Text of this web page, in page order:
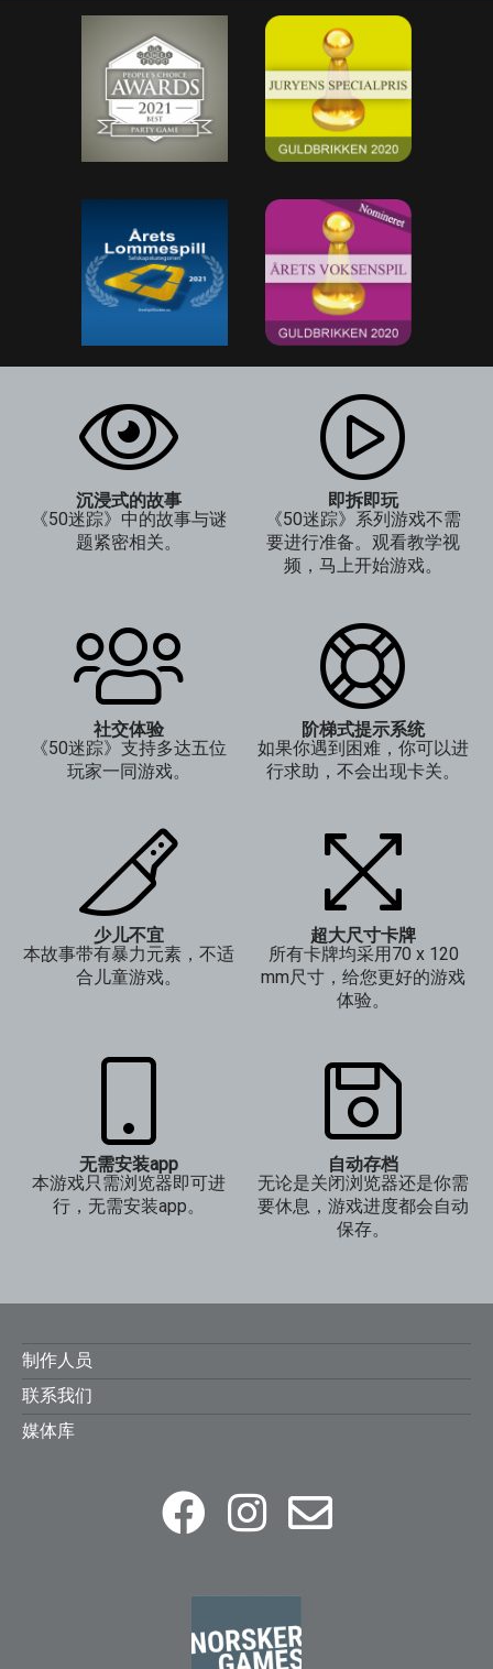
沉浸式的故事
《50迷踪》中的故事与谜
题紧密相关。
即拆即玩
《50迷踪》系列游戏不需
要进行准备。观看教学视
频，马上开始游戏。
社交体验
《50迷踪》支持多达五位
玩家一同游戏。
阶梯式提示系统
如果你遇到困难，你可以进
行求助，不会出现卡关。
少儿不宜
本故事带有暴力元素，不适
合儿童游戏。
超大尺寸卡牌
所有卡牌均采用70 x 120
mm尺寸，给您更好的游戏
体验。
无需安装app
本游戏只需浏览器即可进
行，无需安装app。
自动存档
无论是关闭浏览器还是你需
要休息，游戏进度都会自动
保存。
FOOTER
MENU
制作人员
联系我们
媒体库